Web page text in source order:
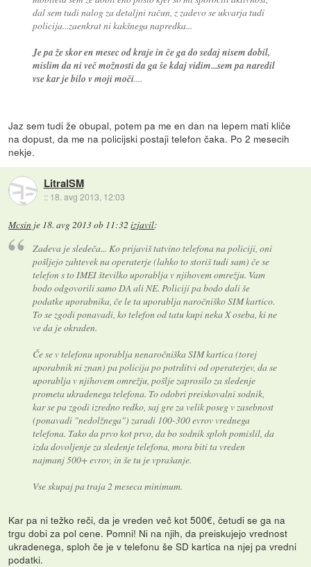
dal sem tudi nalog za detaljni račun, z zadevo se ukvarja tudi
policija...zaenkrat ni kakšnega napredka...
Je pa že skor en mesec od kraje in če ga do sedaj nisem dobil,
mislim da ni več možnosti da ga še kdaj vidim...sem pa naredil
vse kar je bilo v moji moči....
Jaz sem tudi že obupal, potem pa me en dan na lepem mati kliče
na dopust, da me na policijski postaji telefon čaka. Po 2 mesecih
nekje.
LitralSM
:: 18. avg 2013, 12:03
Mcsin je 18. avg 2013 ob 11:32 izjavil:
Zadeva je sledeča... Ko prijaviš tatvino telefona na policiji, oni
pošljejo zahtevek na operaterje (lahko to storiš tudi sam) če se
telefon s to IMEI številko uporablja v njihovem omrežju. Vam
bodo odgovorili samo DA ali NE. Policiji pa bodo dali še
podatke uporabnika, če le ta uporablja naročniško SIM kartico.
To se zgodi ponavadi, ko telefon od tatu kupi neka X oseba, ki ne
ve da je okraden.
Če se v telefonu uporablja nenaročniška SIM kartica (torej
uporabnik ni znan) pa policija po potrditvi od operaterjev, da se
uporablja v njihovem omrežju, pošlje zaprosilo za sledenje
prometa ukradenega telefona. To odobri preiskovalni sodnik,
kar se pa zgodi izredno redko, saj gre za velik poseg v zasebnost
(ponavadi "nedolžnega") zaradi 100-300 evrov vrednega
telefona. Tako da prvo kot prvo, da bo sodnik sploh pomislil, da
izda dovoljenje za sledenje telefona, mora biti ta vreden
najmanj 500+ evrov, in še tu je vprašanje.
Vse skupaj pa traja 2 meseca minimum.
Kar pa ni težko reči, da je vreden več kot 500€, četudi se ga na
trgu dobi za pol cene. Pomni! Ni na njih, da preiskujejo vrednost
ukradenega, sploh če je v telefonu še SD kartica na njej pa vredni
podatki.